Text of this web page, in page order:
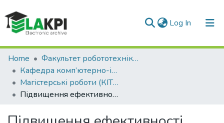
Log In (current)
Communities & Collections
All of DSpace
Statistics
Home
Факультет робототехніки та приладобудування (ФРП)
Кафедра комп’ютерно-інтегрованих технологій виробництва приладів (КІТВП)
Магістерські роботи (КІТВП)
Підвищення ефективності технологічної підготовки складальних процесів в малосерійному приладобудуванні